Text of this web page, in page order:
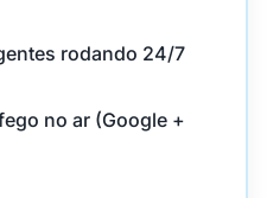
rodando 24/7
no ar (Google +